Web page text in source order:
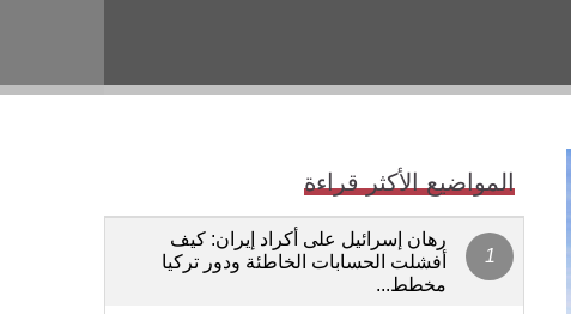
المواضيع الأكثر قراءة
رهان إسرائيل على أكراد إيران: كيف
أفشلت الحسابات الخاطئة ودور تركيا
مخطط...